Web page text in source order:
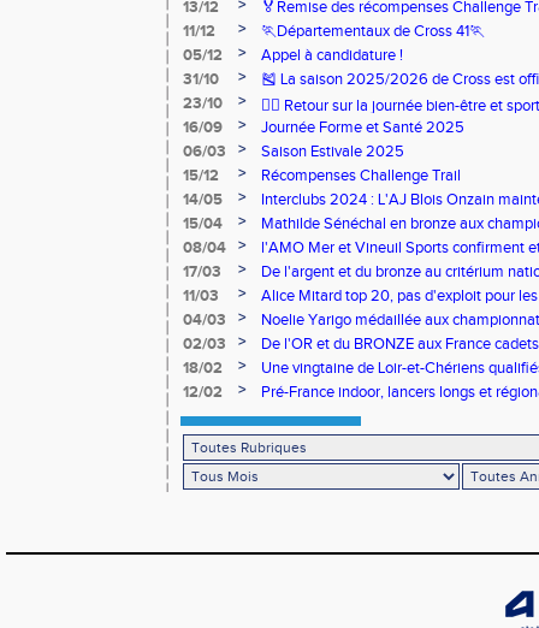
13/12
>
🏅Remise des récompenses Challenge
11/12
>
🏃Départementaux de Cross 41🏃
05/12
>
Appel à candidature !
31/10
>
🎽 La saison 2025/2026 de Cross est
23/10
>
🧘‍♀️ Retour sur la journée bien-être et
16/09
>
Journée Forme et Santé 2025
06/03
>
Saison Estivale 2025
15/12
>
Récompenses Challenge Trail
14/05
>
Interclubs 2024 : L'AJ Blois Onzain
Romorantin en N2B
15/04 >
Mathilde Sénéchal en bronze aux
08/04
>
l'AMO Mer et Vineuil Sports confirment
benjamins
17/03 >
De l'argent et du bronze au critérium
11/03
>
Alice Mitard top 20, pas d'exploit pour
04/03
>
Noelie Yarigo médaillée aux
02/03
>
De l'OR et du BRONZE aux France
18/02
>
Une vingtaine de Loir-et-Chériens
12/02
> Pré-France indoor, lancers longs et